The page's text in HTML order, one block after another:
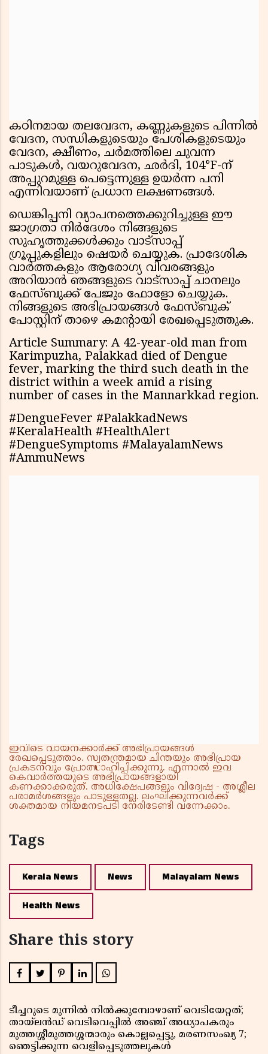
കഠിനമായ തലവേദന, കണ്ണുകളുടെ പിന്നിൽ
വേദന, സന്ധികളുടെയും പേശികളുടെയും
വേദന, ക്ഷീണം, ചർമത്തിലെ ചുവന്ന
പാടുകൾ, വയറുവേദന, ഛർദി, 104°F-ന്
അപ്പുറമുള്ള പെട്ടെന്നുള്ള ഉയർന്ന പനി
എന്നിവയാണ് പ്രധാന ലക്ഷണങ്ങൾ.
ഡെങ്കിപ്പനി വ്യാപനത്തെക്കുറിച്ചുള്ള ഈ
ജാഗ്രതാ നിർദേശം നിങ്ങളുടെ
സുഹൃത്തുക്കൾക്കും വാട്സാപ്പ്
ഗ്രൂപ്പുകളിലും ഷെയർ ചെയ്യുക. പ്രാദേശിക
വാർത്തകളും ആരോഗ്യ വിവരങ്ങളും
അറിയാൻ ഞങ്ങളുടെ വാട്സാപ്പ് ചാനലും
ഫേസ്ബുക്ക് പേജും ഫോളോ ചെയ്യുക.
നിങ്ങളുടെ അഭിപ്രായങ്ങൾ ഫേസ്ബുക്
പോസ്റ്റിന് താഴെ കമൻ്റായി രേഖപ്പെടുത്തുക.
Article Summary: A 42-year-old man from
Karimpuzha, Palakkad died of Dengue
fever, marking the third such death in the
district within a week amid a rising
number of cases in the Mannarkkad region.
#DengueFever #PalakkadNews
#KeralaHealth #HealthAlert
#DengueSymptoms #MalayalamNews
#AmmuNews
ഇവിടെ വായനക്കാർക്ക് അഭിപ്രായങ്ങൾ
രേഖപ്പെടുത്താം. സ്വതന്ത്രമായ ചിന്തയും അഭിപ്രായ
പ്രകടനവും പ്രോത്സാഹിപ്പിക്കുന്നു. എന്നാൽ ഇവ
കെവാർത്തയുടെ അഭിപ്രായങ്ങളായി
കണക്കാക്കരുത്. അധിക്ഷേപങ്ങളും വിദ്വേഷ - അശ്ലീല
പരാമർശങ്ങളും പാടുള്ളതല്ല. ലംഘിക്കുന്നവർക്ക്
ശക്തമായ നിയമനടപടി നേരിടേണ്ടി വന്നേക്കാം.
Tags
Kerala News News Malayalam News
Health News
Share this story
ടീച്ചറുടെ മുന്നിൽ നിൽക്കുമ്പോഴാണ് വെടിയേറ്റത്;
തായ്‌ലൻഡ് വെടിവെപ്പിൽ അഞ്ച് അധ്യാപകരും
മുത്തശ്ശീമുത്തശ്ശന്മാരും കൊല്ലപ്പെട്ടു, മരണസംഖ്യ 7;
ഞെട്ടിക്കുന്ന വെളിപ്പെടുത്തലുകൾ